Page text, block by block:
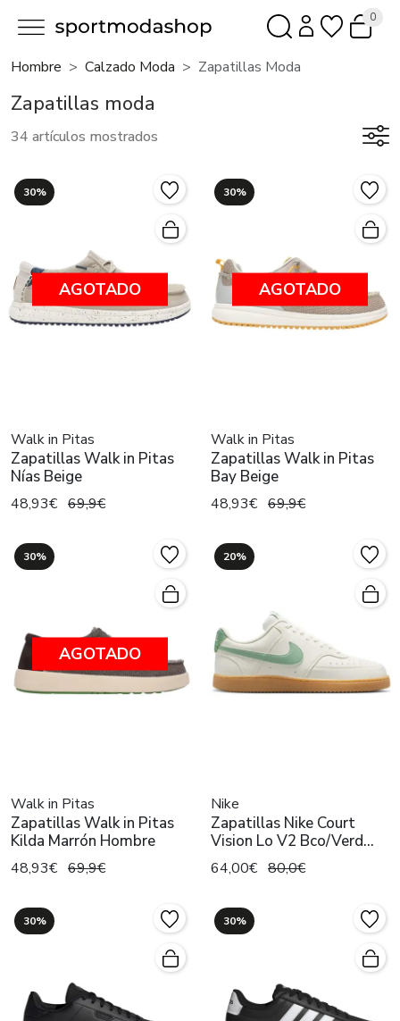
0
Hombre Calzado Moda Zapatillas Moda
Zapatillas moda
34 artículos mostrados
30%
AGOTADO
Walk in Pitas
Zapatillas Walk in Pitas
Nías Beige
48,93€ 69,9€
30%
AGOTADO
Walk in Pitas
Zapatillas Walk in Pitas
Bay Beige
48,93€ 69,9€
30%
AGOTADO
Walk in Pitas
Zapatillas Walk in Pitas
Kilda Marrón Hombre
48,93€ 69,9€
20%
Nike
Zapatillas Nike Court
Vision Lo V2 Bco/Verd
Hombre
64,00€ 80,0€
30% 30%